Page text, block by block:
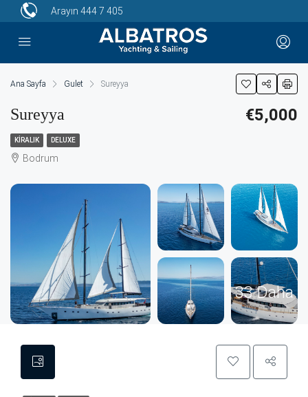
Arayın 444 7 405
Ana Sayfa Gulet Sureyya
Sureyya €5,000
KIRALIK DELUXE
Bodrum
33 Daha